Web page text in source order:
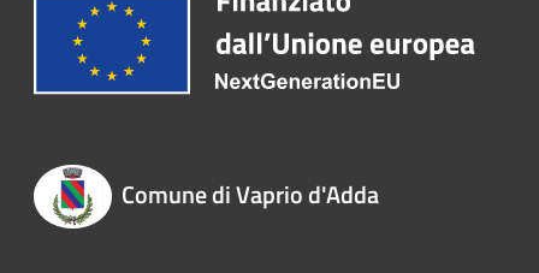
Comune di Vaprio d'Adda